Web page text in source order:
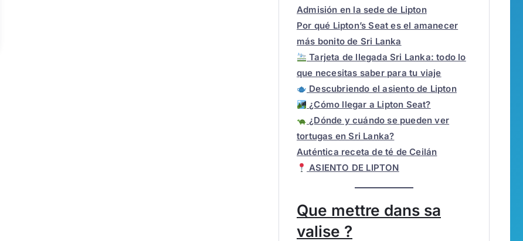
Admisión en la sede de Lipton
Por qué Lipton’s Seat es el amanecer
más bonito de Sri Lanka
Tarjeta de llegada Sri Lanka: todo lo
que necesitas saber para tu viaje
Descubriendo el asiento de Lipton
¿Cómo llegar a Lipton Seat?
¿Dónde y cuándo se pueden ver
tortugas en Sri Lanka?
Auténtica receta de té de Ceilán
ASIENTO DE LIPTON
Que mettre dans sa
valise ?